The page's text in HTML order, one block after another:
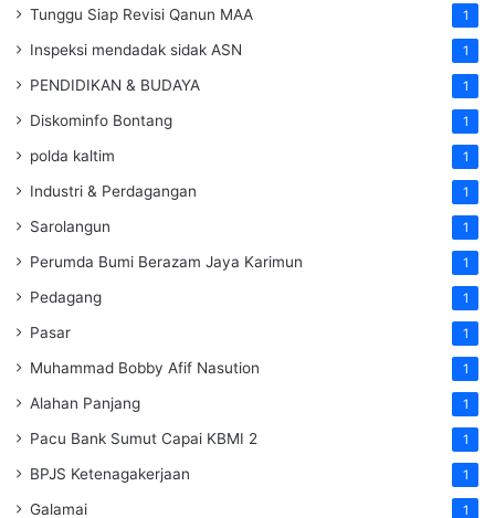
Tunggu Siap Revisi Qanun MAA 1
Inspeksi mendadak sidak ASN 1
PENDIDIKAN & BUDAYA 1
Diskominfo Bontang 1
polda kaltim 1
Industri & Perdagangan 1
Sarolangun 1
Perumda Bumi Berazam Jaya Karimun 1
Pedagang 1
Pasar 1
Muhammad Bobby Afif Nasution 1
Alahan Panjang 1
Pacu Bank Sumut Capai KBMI 2 1
BPJS Ketenagakerjaan 1
Galamai 1